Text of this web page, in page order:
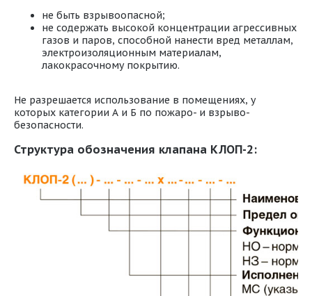
не быть взрывоопасной;
не содержать высокой концентрации агрессивных
газов и паров, способной нанести вред металлам,
электроизоляционным материалам,
лакокрасочному покрытию.
Не разрешается использование в помещениях, у
которых категории А и Б по пожаро- и взрыво-
безопасности.
Структура обозначения клапана КЛОП-2: